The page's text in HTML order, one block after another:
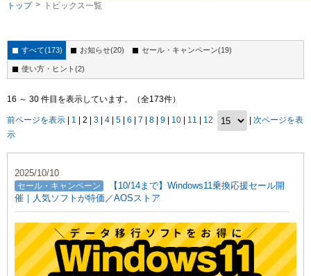
トップ トピックス一覧
すべて(173) お知らせ(20) セール・キャンペーン(19)
使い方・ヒント(2)
16 ～ 30 件目を表示しています。（全173件）
前ページを表示 1 | 2 | 3 4 5 6 7 8 9 10 11 12
次ページを表
示
2025/10/10
セール・キャンペーン
【10/14まで】Windows11乗換応援セール開
催｜人気ソフトが特価／AOSストア